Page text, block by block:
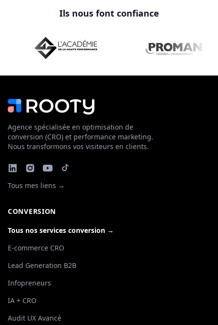
Ils nous font confiance
Agence spécialisée en optimisation de
conversion (CRO) et performance marketing.
Nous transformons vos visiteurs en clients.
Tous mes liens →
CONVERSION
Tous nos services conversion →
E-commerce CRO
Lead Generation B2B
Infopreneurs
IA + CRO
Audit UX Avancé